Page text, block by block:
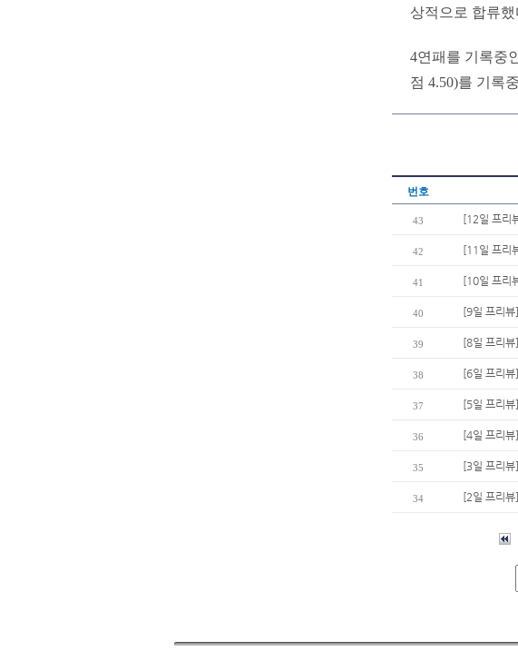
상적으로 합류
4연패를 기록중
점 4.50)를 기록
번호
43 [12일 프리
42 [11일 프리
41 [10일 프리
40 [9일 프리
39 [8일 프리
38 [6일 프리
37 [5일 프리
36 [4일 프리
35 [3일 프리
34 [2일 프리